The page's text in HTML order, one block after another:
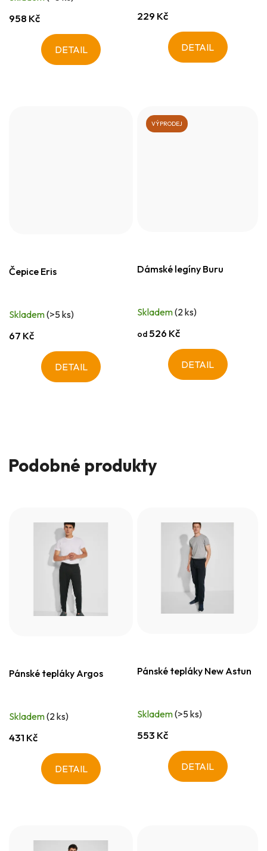
958 Kč
DETAIL
229 Kč
DETAIL
Čepice Eris
Skladem(>5 ks)
67 Kč
DETAIL
VÝPRODEJ
Dámské legíny Buru
Skladem(2 ks)
od 526 Kč
DETAIL
Podobné produkty
Pánské tepláky Argos
Skladem(2 ks)
431 Kč
DETAIL
Pánské tepláky New Astun
Skladem(>5 ks)
553 Kč
DETAIL